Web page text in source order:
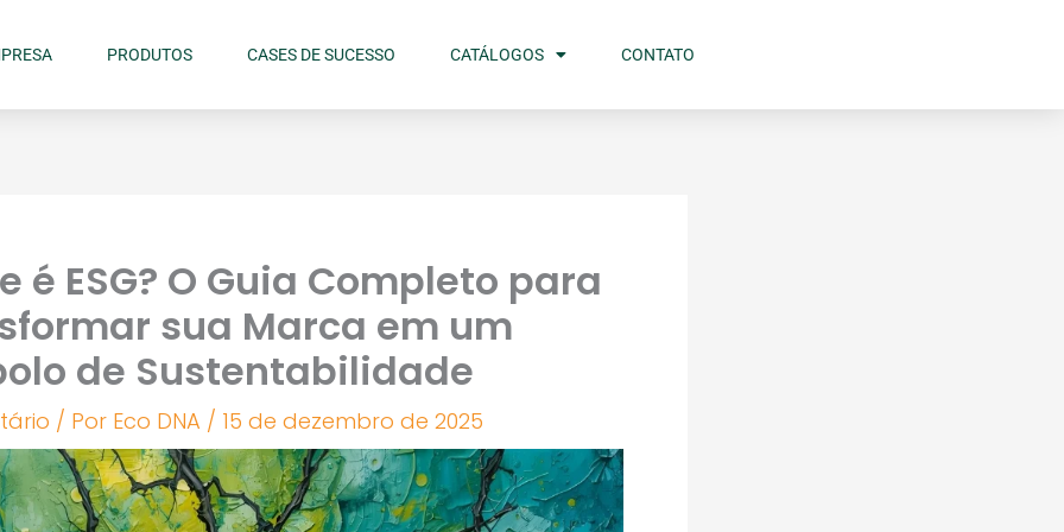
PRODUTOS CASES DE SUCESSO CATÁLOGOS CONTATO
é ESG? O Guia Completo para
sua Marca em um
de Sustentabilidade
/ Por Eco DNA / 15 de dezembro de 2025